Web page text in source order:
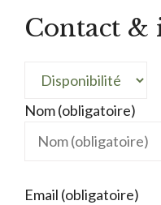
Contact &
Nom (obligatoire)
Email (obligatoire)